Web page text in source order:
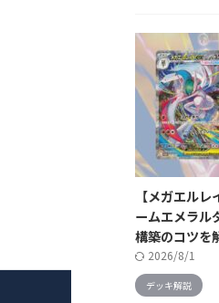
【メガエル
ームエメラル
構築のコツを
2026/8/1
デッキ解説